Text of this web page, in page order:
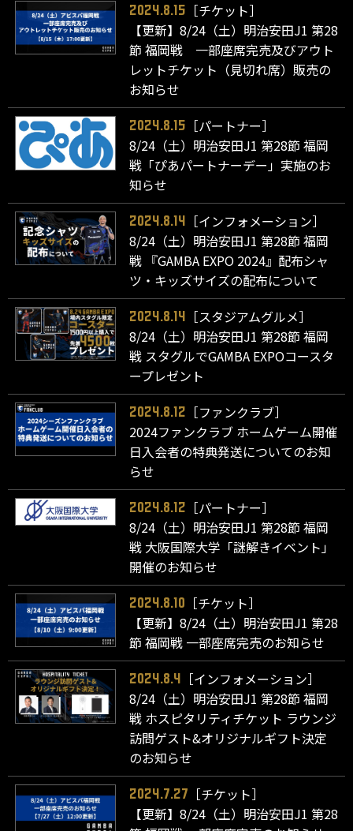
2024.8.15
［チケット］
【更新】8/24（土）明治安田J1 第28
節 福岡戦 一部座席完売及びアウト
レットチケット（見切れ席）販売の
お知らせ
2024.8.15
［パートナー］
8/24（土）明治安田J1 第28節 福岡
戦「ぴあパートナーデー」実施のお
知らせ
2024.8.14
［インフォメーション］
8/24（土）明治安田J1 第28節 福岡
戦 『GAMBA EXPO 2024』配布シャ
ツ・キッズサイズの配布について
2024.8.14
［スタジアムグルメ］
8/24（土）明治安田J1 第28節 福岡
戦 スタグルでGAMBA EXPOコースタ
ープレゼント
2024.8.12
［ファンクラブ］
2024ファンクラブ ホームゲーム開催
日入会者の特典発送についてのお知
らせ
2024.8.12
［パートナー］
8/24（土）明治安田J1 第28節 福岡
戦 大阪国際大学「謎解きイベント」
開催のお知らせ
2024.8.10
［チケット］
【更新】8/24（土）明治安田J1 第28
節 福岡戦 一部座席完売のお知らせ
2024.8.4
［インフォメーション］
8/24（土）明治安田J1 第28節 福岡
戦 ホスピタリティチケット ラウンジ
訪問ゲスト&オリジナルギフト決定
のお知らせ
2024.7.27
［チケット］
【更新】8/24（土）明治安田J1 第28